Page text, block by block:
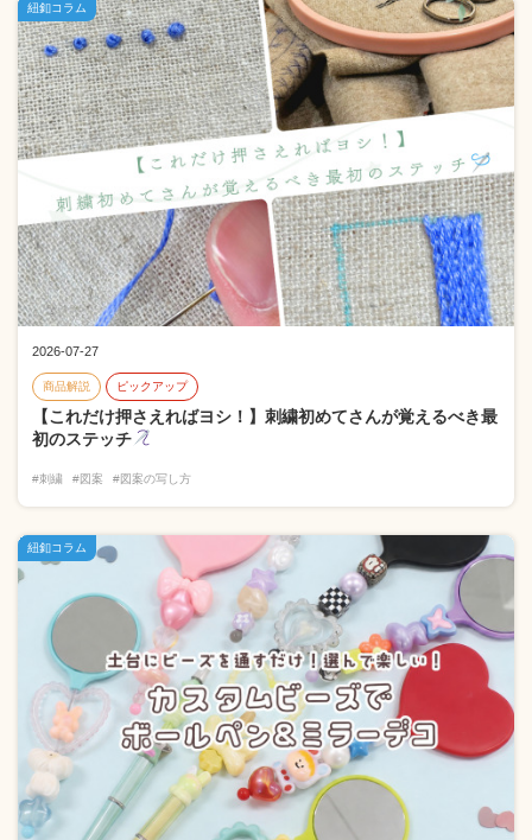
2026-07-27
商品解説 ピックアップ
【これだけ押さえればヨシ！】刺繍初めてさんが覚えるべき最
初のステッチ
#刺繍 #図案 #図案の写し方
紐釦コラム
紐釦コラム